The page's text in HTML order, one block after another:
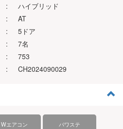
:
ハイブリッド
:
AT
:
5ドア
:
7名
:
753
: CH2024090029
Wエアコン パワステ